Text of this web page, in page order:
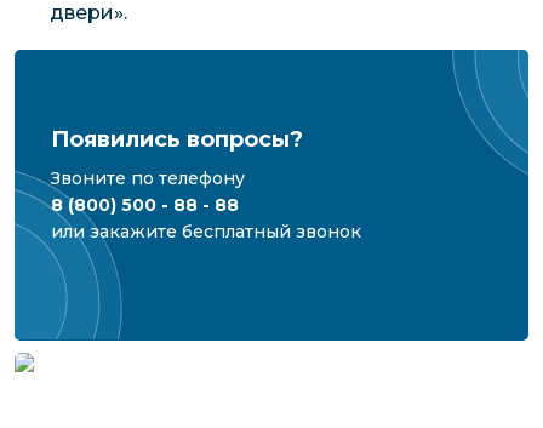
двери».
Появились вопросы?
Звоните по телефону
8 (800) 500 - 88 - 88
или закажите бесплатный звонок